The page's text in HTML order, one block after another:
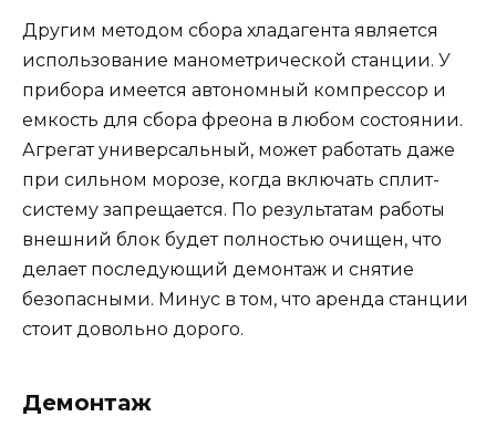
Другим методом сбора хладагента является
использование манометрической станции. У
прибора имеется автономный компрессор и
емкость для сбора фреона в любом состоянии.
Агрегат универсальный, может работать даже
при сильном морозе, когда включать сплит-
систему запрещается. По результатам работы
внешний блок будет полностью очищен, что
делает последующий демонтаж и снятие
безопасными. Минус в том, что аренда станции
стоит довольно дорого.
Демонтаж